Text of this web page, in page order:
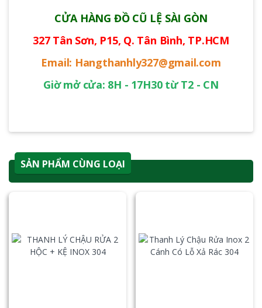
CỬA HÀNG ĐỒ CŨ LỆ SÀI GÒN
327 Tân Sơn, P15, Q. Tân Bình, TP.HCM
Email: Hangthanhly327@gmail.com
Giờ mở cửa: 8H - 17H30 từ T2 - CN
SẢN PHẨM CÙNG LOẠI